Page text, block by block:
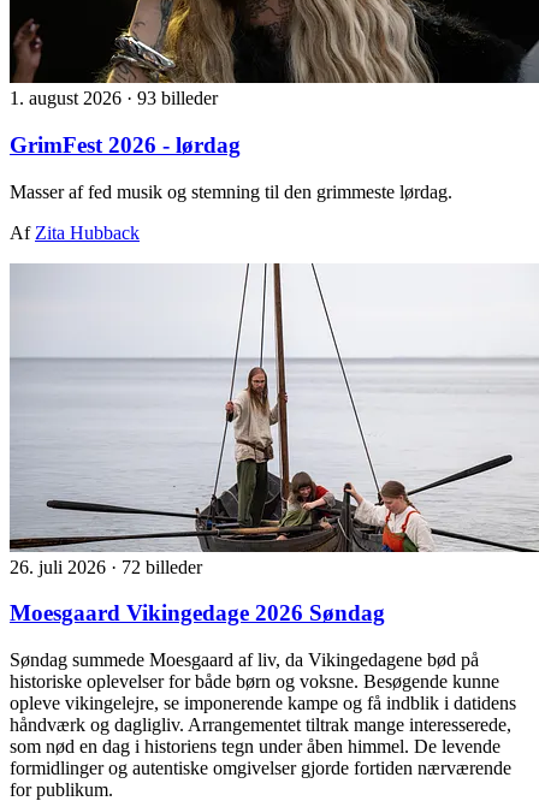
1. august 2026 · 93 billeder
GrimFest 2026 - lørdag
Masser af fed musik og stemning til den grimmeste lørdag.
Af Zita Hubback
26. juli 2026 · 72 billeder
Moesgaard Vikingedage 2026 Søndag
Søndag summede Moesgaard af liv, da Vikingedagene bød på
historiske oplevelser for både børn og voksne. Besøgende kunne
opleve vikingelejre, se imponerende kampe og få indblik i datidens
håndværk og dagligliv. Arrangementet tiltrak mange interesserede,
som nød en dag i historiens tegn under åben himmel. De levende
formidlinger og autentiske omgivelser gjorde fortiden nærværende
for publikum.